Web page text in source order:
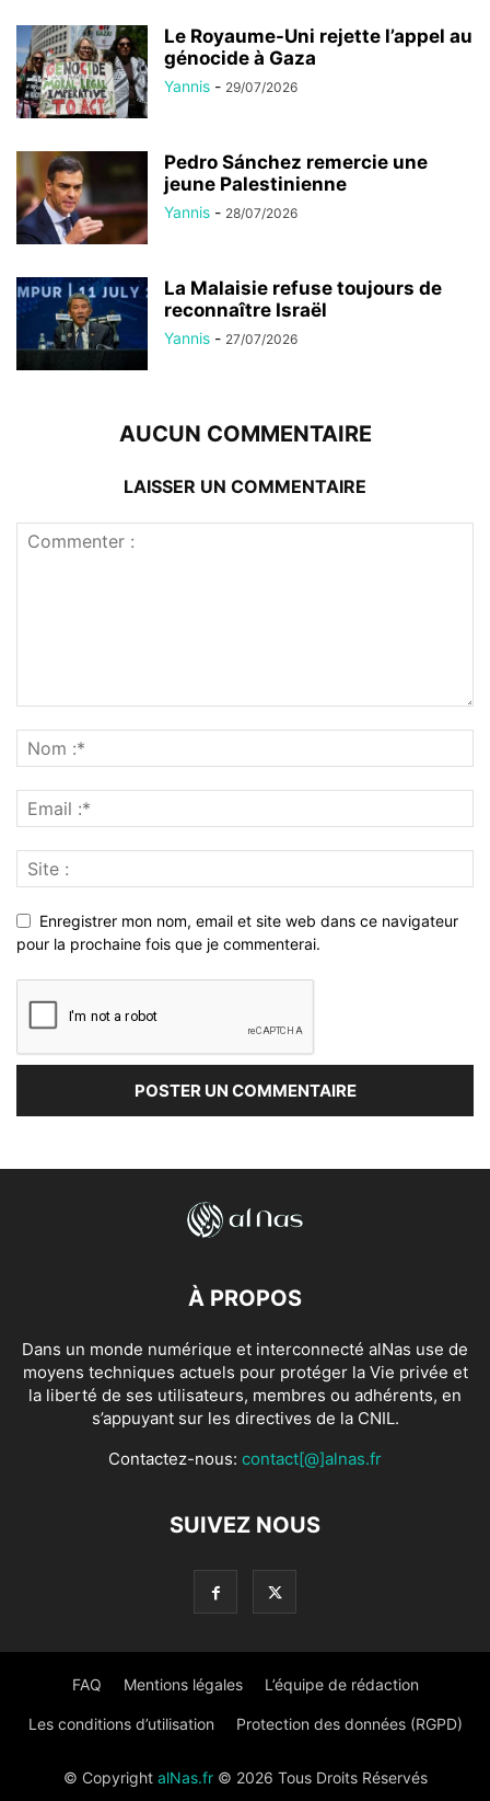
Le Royaume-Uni rejette l’appel au
génocide à Gaza
Yannis - 29/07/2026
Pedro Sánchez remercie une
jeune Palestinienne
Yannis - 28/07/2026
La Malaisie refuse toujours de
reconnaître Israël
Yannis - 27/07/2026
AUCUN COMMENTAIRE
LAISSER UN COMMENTAIRE
Enregistrer mon nom, email et site web dans ce navigateur
pour la prochaine fois que je commenterai.
À PROPOS
Dans un monde numérique et interconnecté alNas use de
moyens techniques actuels pour protéger la Vie privée et
la liberté de ses utilisateurs, membres ou adhérents, en
s’appuyant sur les directives de la CNIL.
Contactez-nous: contact[@]alnas.fr
SUIVEZ NOUS
FAQ Mentions légales L’équipe de rédaction
Les conditions d’utilisation Protection des données (RGPD)
© Copyright alNas.fr© 2026 Tous Droits Réservés